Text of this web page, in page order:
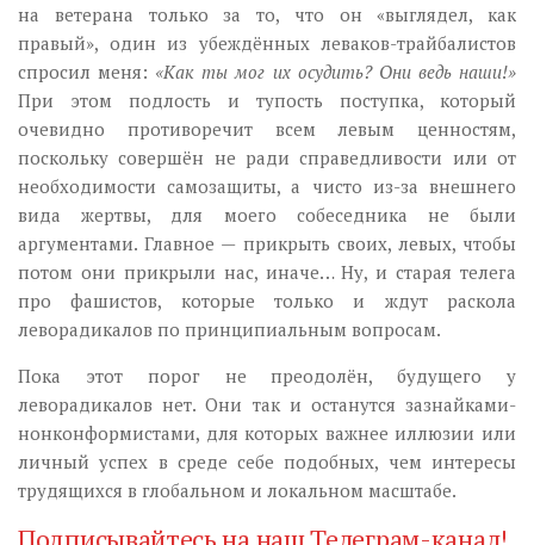
на ветерана только за то, что он «выглядел, как
правый», один из убеждённых леваков-трайбалистов
спросил меня: «Как ты мог их осудить? Они ведь наши!»
При этом подлость и тупость поступка, который
очевидно противоречит всем левым ценностям,
поскольку совершён не ради справедливости или от
необходимости самозащиты, а чисто из-за внешнего
вида жертвы, для моего собеседника не были
аргументами. Главное — прикрыть своих, левых, чтобы
потом они прикрыли нас, иначе… Ну, и старая телега
про фашистов, которые только и ждут раскола
леворадикалов по принципиальным вопросам.
Пока этот порог не преодолён, будущего у
леворадикалов нет. Они так и останутся зазнайками-
нонконформистами, для которых важнее иллюзии или
личный успех в среде себе подобных, чем интересы
трудящихся в глобальном и локальном масштабе.